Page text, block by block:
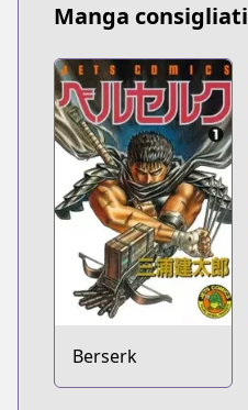
Manga consigliati
Berserk